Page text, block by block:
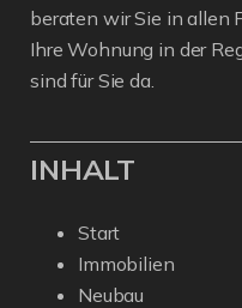
beraten wir Sie in allen
Ihre Wohnung in der
sind für Sie da.
INHALT
Start
Immobilien
Neubau